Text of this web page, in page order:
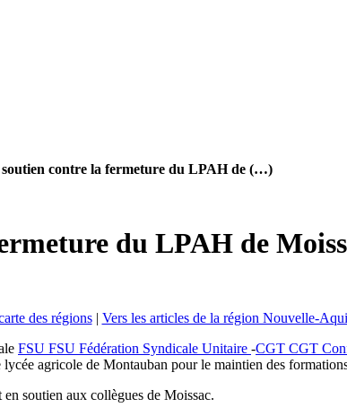
contre la fermeture du LPAH de (…)
du LPAH de
des régions| Vers les articles de la région Nouvelle-
FSU FSU Fédération Syndicale Unitaire -CGT CGT
agricole de Montauban pour le maintien des
soutien aux collègues de Moissac.